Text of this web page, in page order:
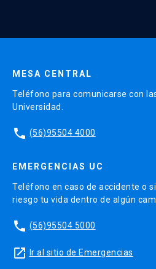
MESA CENTRAL
Teléfono para comunicarse con
Universidad.
phone (56)95504 4000
EMERGENCIAS UC
Teléfono en caso de accidente o
riesgo tu vida dentro de algún
phone (56)95504 5000
launch Ir al sitio de Emergencias